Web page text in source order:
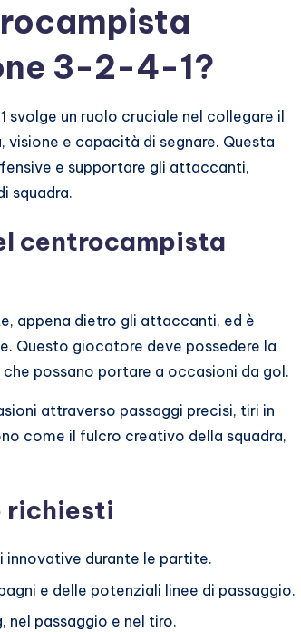
3-2-4-1?
un ruolo cruciale nel collegare il
e capacità di segnare. Questa
e supportare gli attaccanti,
squadra.
centrocampista
appena dietro gli attaccanti, ed è
Questo giocatore deve possedere la
possano portare a occasioni da gol.
attraverso passaggi precisi, tiri in
come il fulcro creativo della squadra,
richiesti
innovative durante le partite.
e delle potenziali linee di passaggio.
nel passaggio e nel tiro.